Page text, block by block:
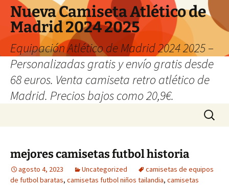
Nueva Camiseta Atlético de
Madrid 2024 2025
Equipación Atlético de Madrid 2024 2025 –
Personalizadas gratis y envío gratis desde
68 euros. Venta camiseta retro atlético de
Madrid. Precios bajos como 20,9€.
Buscar:
mejores camisetas futbol historia
agosto 4, 2023 Uncategorized
camisetas de equipos
de futbol baratas, camisetas futbol niños tailandia, camisetas